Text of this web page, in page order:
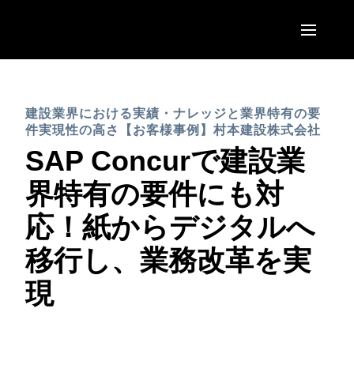
United States (English)
Canada (English)
Canada (Français)
México (Español)
Brasil (Português)
EUROPE
United Kingdom (English)
France (Français)
Deutschland (Deutsch)
Italia (Italiano)
ASIA PACIFIC
Australia (English)
India (English)
日本（日本語)
建設業界における実績・ナレッジと業界特有の要
件実現性の高さ【お客様事例】村本建設株式会社
SAP Concurで建設業
界特有の要件にも対
応！紙からデジタルへ
移行し、業務改革を実
現